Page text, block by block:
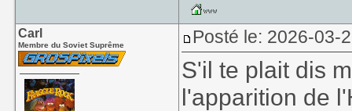
Carl
Membre du Soviet Suprême Posté le: 2026-03-
S'il te plait dis
l'apparition de